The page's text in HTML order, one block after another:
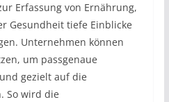
Erfassung von Ernährung,
Gesundheit tiefe Einblicke
Unternehmen können
um passgenaue
gezielt auf die
So wird die